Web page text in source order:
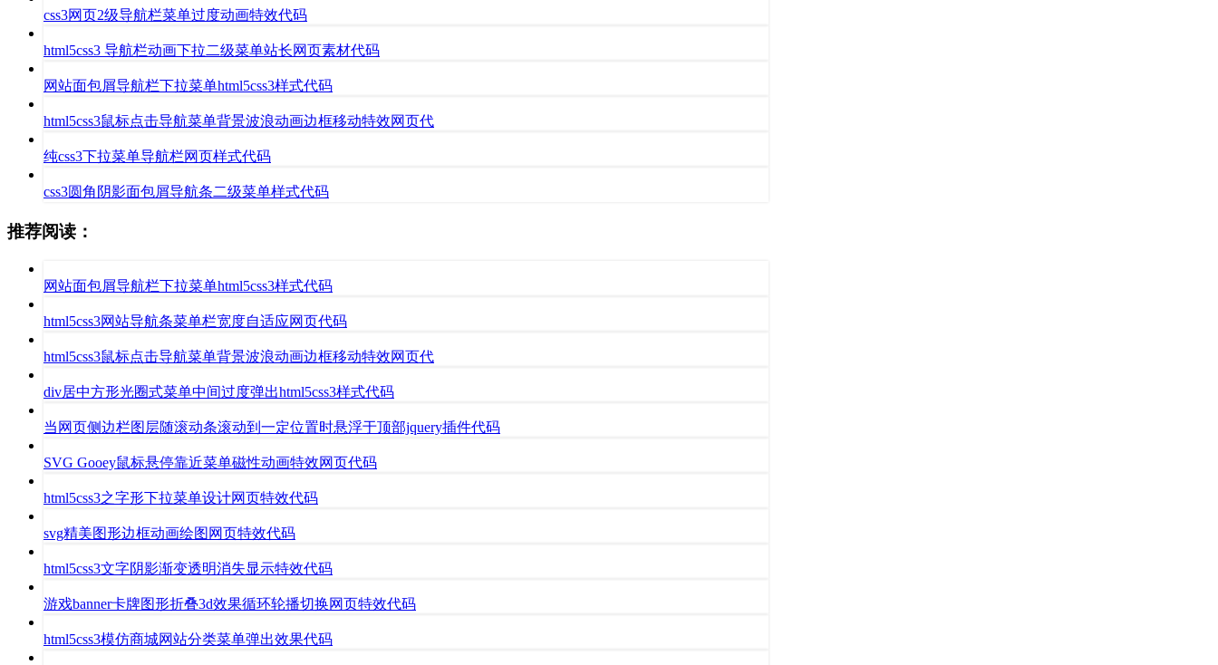
css3网页2级导航栏菜单过度动画特效代码
html5css3 导航栏动画下拉二级菜单站长网页素材代码
网站面包屑导航栏下拉菜单html5css3样式代码
html5css3鼠标点击导航菜单背景波浪动画边框移动特效网页代
纯css3下拉菜单导航栏网页样式代码
css3圆角阴影面包屑导航条二级菜单样式代码
推荐阅读：
网站面包屑导航栏下拉菜单html5css3样式代码
html5css3网站导航条菜单栏宽度自适应网页代码
html5css3鼠标点击导航菜单背景波浪动画边框移动特效网页代
div居中方形光圈式菜单中间过度弹出html5css3样式代码
当网页侧边栏图层随滚动条滚动到一定位置时悬浮于顶部jquery插件代码
SVG Gooey鼠标悬停靠近菜单磁性动画特效网页代码
html5css3之字形下拉菜单设计网页特效代码
svg精美图形边框动画绘图网页特效代码
html5css3文字阴影渐变透明消失显示特效代码
游戏banner卡牌图形折叠3d效果循环轮播切换网页特效代码
html5css3模仿商城网站分类菜单弹出效果代码